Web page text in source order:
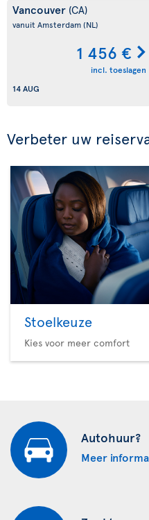
Vancouver (CA)
vanuit Amsterdam(NL)
1 456 €
incl. toeslagen
14 AUG
Verbeter uw
Stoelkeuze
Kies voor meer comfort
Autohuur?
Meer